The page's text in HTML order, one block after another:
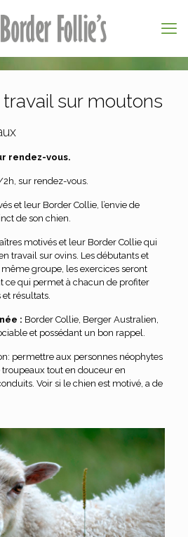
sur moutons
rendez-vous.
sur rendez-vous.
et leur Border Collie, l’envie de
de son chien.
motivés et leur Border Collie qui
travail sur ovins. Les débutants et
groupe, les exercices seront
ce qui permet à chacun de profiter
résultats.
: Border Collie, Berger Australien,
et possédant un bon rappel.
permettre aux personnes néophytes
tout en douceur en
Voir si le chien est motivé, a de